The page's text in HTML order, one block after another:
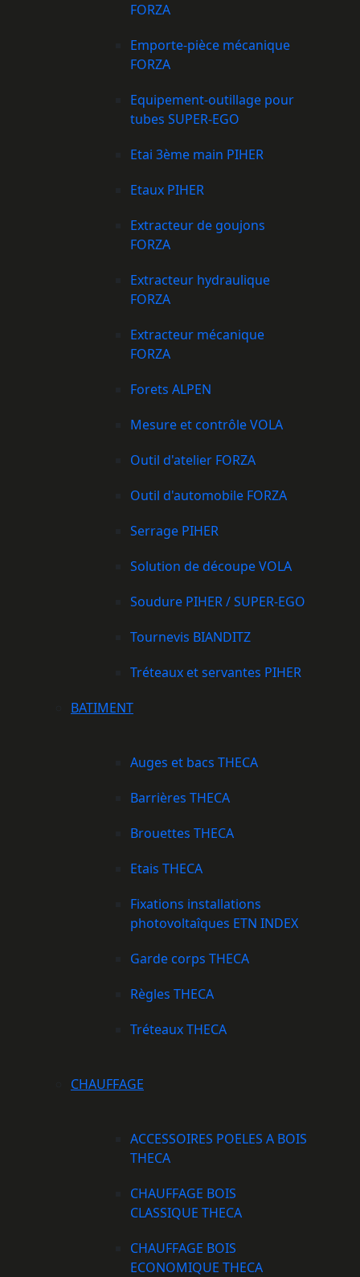
FORZA
Emporte-pièce mécanique
FORZA
Equipement-outillage pour
tubes SUPER-EGO
Etai 3ème main PIHER
Etaux PIHER
Extracteur de goujons
FORZA
Extracteur hydraulique
FORZA
Extracteur mécanique
FORZA
Forets ALPEN
Mesure et contrôle VOLA
Outil d'atelier FORZA
Outil d'automobile FORZA
Serrage PIHER
Solution de découpe VOLA
Soudure PIHER / SUPER-EGO
Tournevis BIANDITZ
Tréteaux et servantes PIHER
BATIMENT
Auges et bacs THECA
Barrières THECA
Brouettes THECA
Etais THECA
Fixations installations
photovoltaîques ETN INDEX
Garde corps THECA
Règles THECA
Tréteaux THECA
CHAUFFAGE
ACCESSOIRES POELES A BOIS
THECA
CHAUFFAGE BOIS
CLASSIQUE THECA
CHAUFFAGE BOIS
ECONOMIQUE THECA